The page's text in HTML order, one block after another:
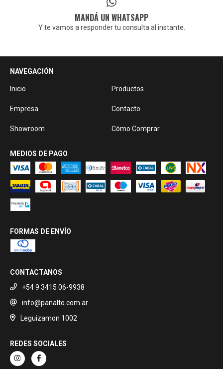
MANDÁ UN WHATSAPP
Y te vamos a responder tu consulta al instante.
NAVEGACIÓN
Inicio Productos
Empresa Contacto
Showroom Cómo Comprar
MEDIOS DE PAGO
FORMAS DE ENVÍO
CONTACTANOS
+54 9 3415 06-9938
info@panalto.com.ar
Leguizamon 1002
REDES SOCIALES